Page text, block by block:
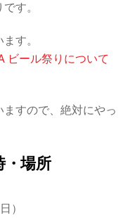
す。
す。
ビール祭りについて
すので、絶対にやっ
・場所
）